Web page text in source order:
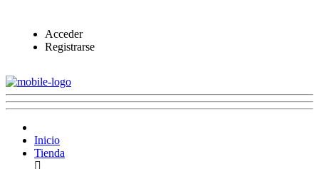
Acceder
Registrarse
Inicio
Tienda